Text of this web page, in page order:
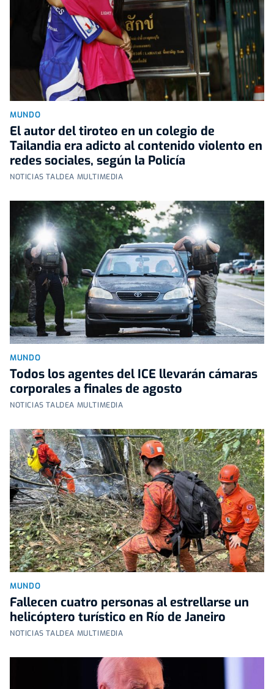
MUNDO
El autor del tiroteo en un colegio de
Tailandia era adicto al contenido violento en
redes sociales, según la Policía
NOTICIAS TALDEA MULTIMEDIA
MUNDO
Todos los agentes del ICE llevarán cámaras
corporales a finales de agosto
NOTICIAS TALDEA MULTIMEDIA
MUNDO
Fallecen cuatro personas al estrellarse un
helicóptero turístico en Río de Janeiro
NOTICIAS TALDEA MULTIMEDIA